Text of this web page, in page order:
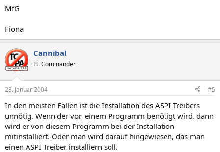
MfG
Fiona
Cannibal
Lt. Commander
28. Januar 2004 #5
In den meisten Fällen ist die Installation des ASPI Treibers
unnötig. Wenn der von einem Programm benötigt wird, dann
wird er von diesem Programm bei der Installation
mitinstalliert. Oder man wird darauf hingewiesen, das man
einen ASPI Treiber installiern soll.